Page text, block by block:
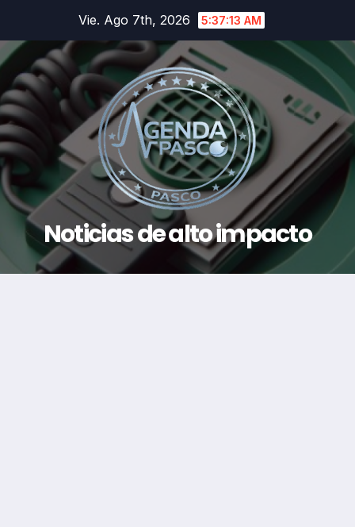
contenido
Vie. Ago 7th, 2026 5:37:14 AM
Noticias de alto impacto